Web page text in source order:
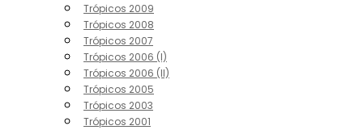
Trópicos 2009
Trópicos 2008
Trópicos 2007
Trópicos 2006 (I)
Trópicos 2006 (II)
Trópicos 2005
Trópicos 2003
Trópicos 2001